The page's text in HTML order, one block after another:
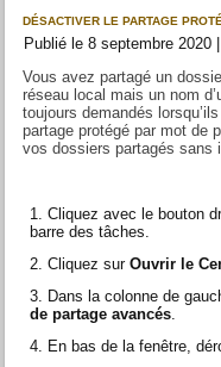
DÉSACTIVER LE PARTAGE
Publié le 8 septembre 2020
Vous avez partagé un
réseau local mais un nom
toujours demandés
partage protégé par mot de
vos dossiers partagés sans
Cliquez avec le bouton
barre des tâches.
Cliquez surOuvrir le
Dans la colonne de
de partage avancés
En bas de la fenêtre,